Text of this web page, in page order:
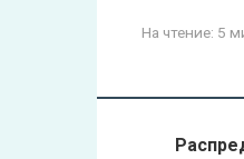
На чтение: 5